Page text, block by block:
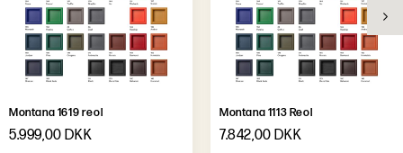
Montana 1619 reol
5.999,00 DKK
Montana 1113 Reol
7.842,00 DKK